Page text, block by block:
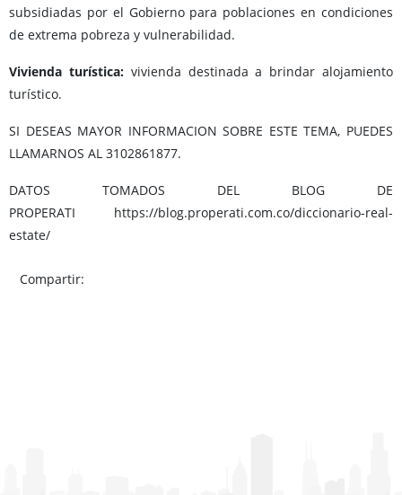
subsidiadas por el Gobierno para poblaciones en condiciones
de extrema pobreza y vulnerabilidad.
Vivienda turística: vivienda destinada a brindar alojamiento
turístico.
SI DESEAS MAYOR INFORMACION SOBRE ESTE TEMA, PUEDES
LLAMARNOS AL 3102861877.
DATOS TOMADOS DEL BLOG DE
PROPERATI https://blog.properati.com.co/diccionario-real-
estate/
Compartir: